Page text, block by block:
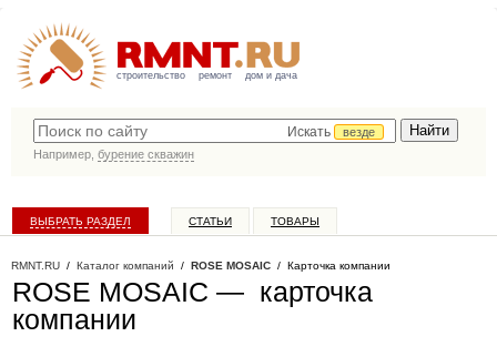
строительство ремонт дом и дача
Искать
везде
Например, бурение скважин
ВЫБРАТЬ РАЗДЕЛ СТАТЬИ ТОВАРЫ
RMNT.RU / Каталог компаний / ROSE MOSAIC / Карточка компании
ROSE MOSAIC — карточка
компании